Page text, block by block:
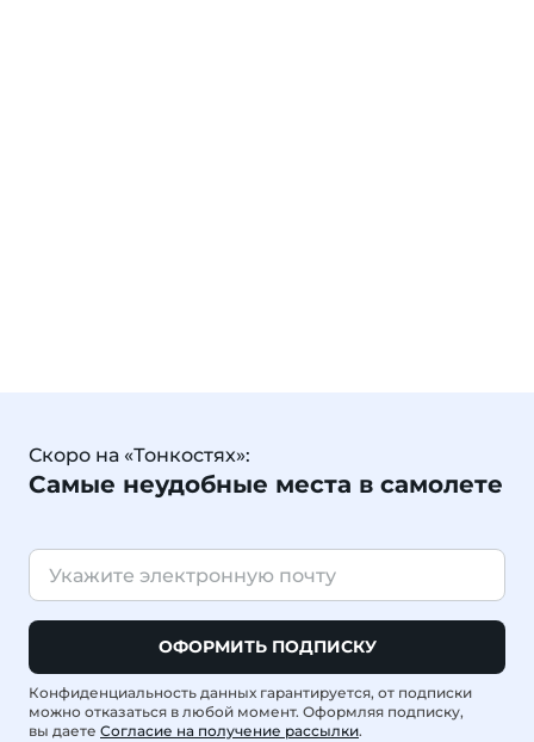
Скоро на «Тонкостях»:
Самые неудобные места в самолете
ОФОРМИТЬ ПОДПИСКУ
Конфиденциальность данных гарантируется, от подписки
можно отказаться в любой момент. Оформляя подписку,
вы даете Согласие на получение рассылки.